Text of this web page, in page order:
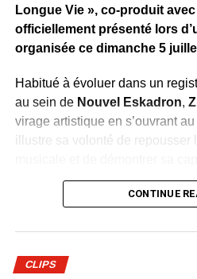
Longue Vie », co-produit
officiellement présenté lors
organisée ce dimanche 5
Habitué à évoluer dans un
au sein de Nouvel Eskadron,
virage artistique en s’ouvrant
illustre sa volonté de repousser
plusieurs univers.
Bombarder »accompagne
Chorégraphies dynamiques,
CONTINUE
CLIPS